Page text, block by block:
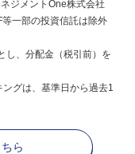
ジメントOne株式会社
一部の投資信託は除外
し、分配金（税引前）を
グは、基準日から過去1
ら